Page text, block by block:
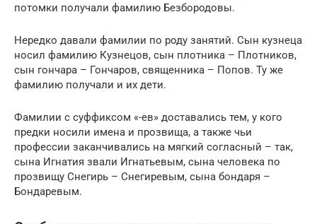
потомки получали фамилию Безбородовы.
Нередко давали фамилии по роду занятий. Сын кузнеца
носил фамилию Кузнецов, сын плотника – Плотников,
сын гончара – Гончаров, священника – Попов. Ту же
фамилию получали и их дети.
Фамилии с суффиксом «-ев» доставались тем, у кого
предки носили имена и прозвища, а также чьи
профессии заканчивались на мягкий согласный – так,
сына Игнатия звали Игнатьевым, сына человека по
прозвищу Снегирь – Снегиревым, сына бондаря –
Бондаревым.